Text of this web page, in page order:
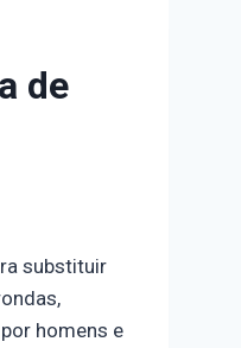
de
substituir
homens e